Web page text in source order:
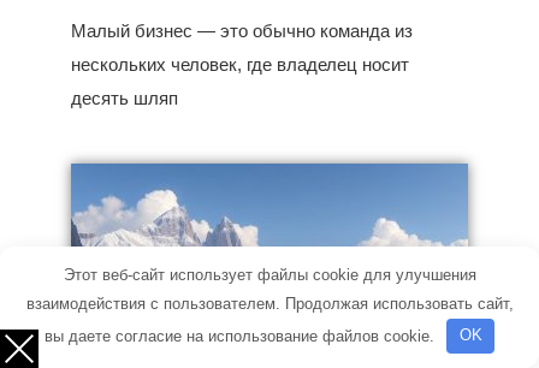
Малый бизнес — это обычно команда из
нескольких человек, где владелец носит
десять шляп
Этот веб-сайт использует файлы cookie для улучшения
взаимодействия с пользователем. Продолжая использовать сайт,
вы даете согласие на использование файлов cookie.
OK